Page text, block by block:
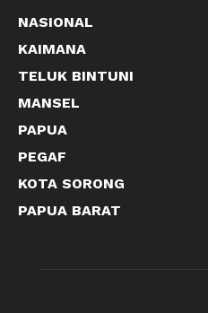
NASIONAL
KAIMANA
TELUK BINTUNI
MANSEL
PAPUA
PEGAF
KOTA SORONG
PAPUA BARAT